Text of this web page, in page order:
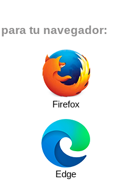
tu navegador:
Firefox
Edge